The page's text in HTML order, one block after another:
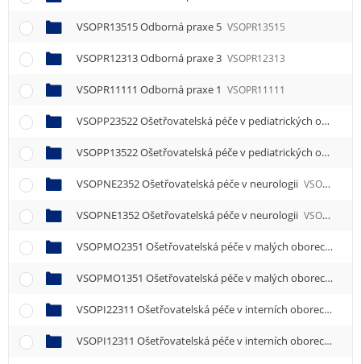
VSOPR13515 Odborná praxe 5 VSOPR13515
VSOPR12313 Odborná praxe 3 VSOPR12313
VSOPR11111 Odborná praxe 1 VSOPR11111
VSOPP23522 Ošetřovatelská péče v pediatrických oborech 2
VSOPP13522 Ošetřovatelská péče v pediatrických oborech 2
VSOPNE2352 Ošetřovatelská péče v neurologii VSOPNE2352
VSOPNE1352 Ošetřovatelská péče v neurologii VSOPNE1352
VSOPMO2351 Ošetřovatelská péče v malých oborech
VSOPMO1351 Ošetřovatelská péče v malých oborech
VSOPI22311 Ošetřovatelská péče v interních oborech 1
VSOPI12311 Ošetřovatelská péče v interních oborech 1